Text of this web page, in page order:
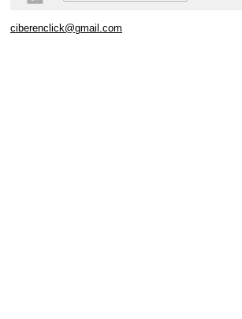
ciberenclick@gmail.com